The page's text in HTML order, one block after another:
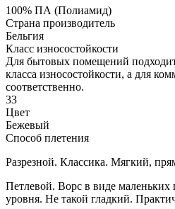
100% ПА (Полиамид)
Страна производитель
Бельгия
Класс износостойкости
Для бытовых помещений
класса износостойкости, а для
соответственно.
33
Цвет
Бежевый
Способ плетения
Разрезной. Классика. Мягкий,
Петлевой. Ворс в виде маленьких
уровня. Не такой гладкий.